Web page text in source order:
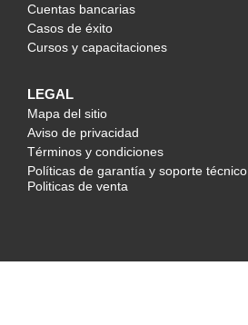
Cuentas bancarias
Casos de éxito
Cursos y capacitaciones
LEGAL
Mapa del sitio
Aviso de privacidad
Términos y condiciones
Políticas de garantía y soporte técnico
Politicas de venta